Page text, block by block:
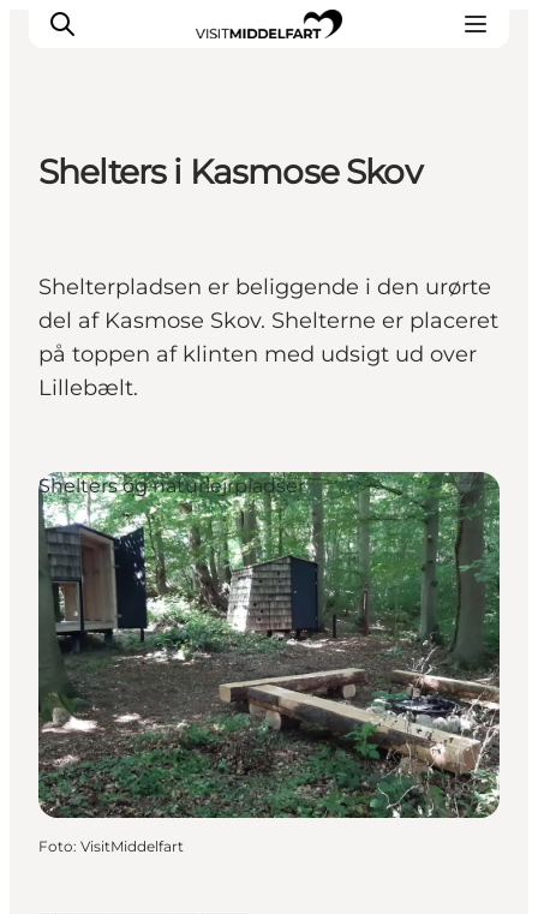
Overnatning
Det Sker
Book oplevelse
Møde og Konference
Shelters i Kasmose Skov
Shelterpladsen er beliggende i den urørte
del af Kasmose Skov. Shelterne er placeret
på toppen af klinten med udsigt ud over
Lillebælt.
Shelters og naturlejrpladser
Foto: VisitMiddelfart